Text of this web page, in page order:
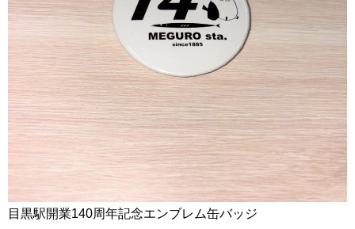
目黒駅開業140周年記念エンブレム缶バッジ